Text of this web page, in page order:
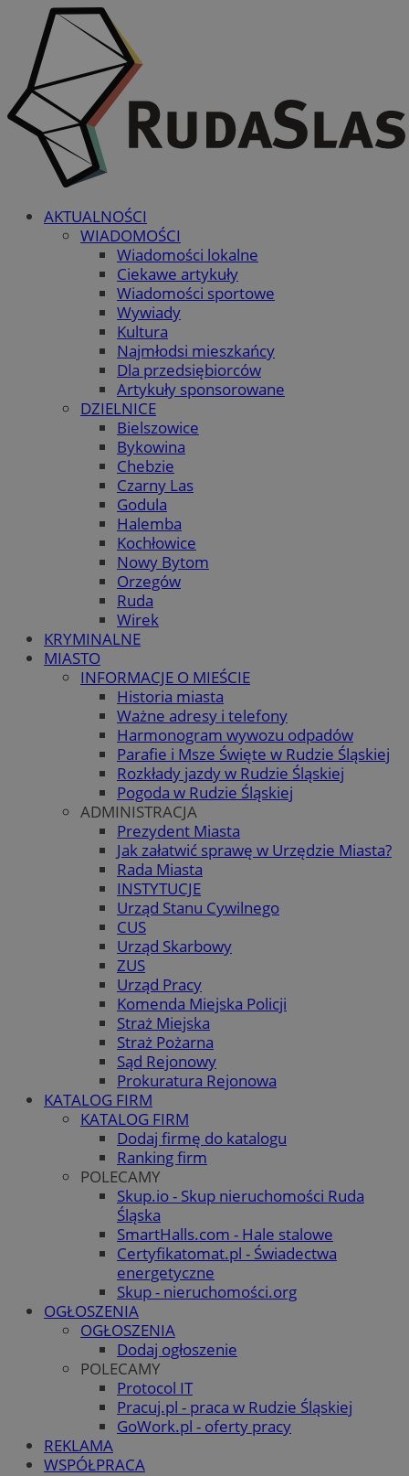
AKTUALNOŚCI
WIADOMOŚCI
Wiadomości lokalne
Ciekawe artykuły
Wiadomości sportowe
Wywiady
Kultura
Najmłodsi mieszkańcy
Dla przedsiębiorców
Artykuły sponsorowane
DZIELNICE
Bielszowice
Bykowina
Chebzie
Czarny Las
Godula
Halemba
Kochłowice
Nowy Bytom
Orzegów
Ruda
Wirek
KRYMINALNE
MIASTO
INFORMACJE O MIEŚCIE
Historia miasta
Ważne adresy i telefony
Harmonogram wywozu odpadów
Parafie i Msze Święte w Rudzie Śląskiej
Rozkłady jazdy w Rudzie Śląskiej
Pogoda w Rudzie Śląskiej
ADMINISTRACJA
Prezydent Miasta
Jak załatwić sprawę w Urzędzie Miasta?
Rada Miasta
INSTYTUCJE
Urząd Stanu Cywilnego
CUS
Urząd Skarbowy
ZUS
Urząd Pracy
Komenda Miejska Policji
Straż Miejska
Straż Pożarna
Sąd Rejonowy
Prokuratura Rejonowa
KATALOG FIRM
KATALOG FIRM
Dodaj firmę do katalogu
Ranking firm
POLECAMY
Skup.io - Skup nieruchomości Ruda
Śląska
SmartHalls.com - Hale stalowe
Certyfikatomat.pl - Świadectwa
energetyczne
Skup - nieruchomości.org
OGŁOSZENIA
OGŁOSZENIA
Dodaj ogłoszenie
POLECAMY
Protocol IT
Pracuj.pl - praca w Rudzie Śląskiej
GoWork.pl - oferty pracy
REKLAMA
WSPÓŁPRACA